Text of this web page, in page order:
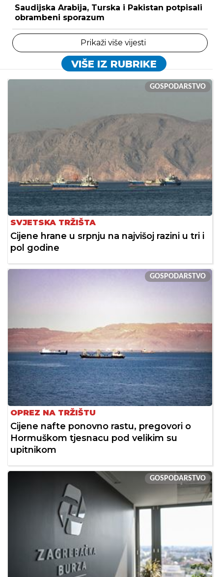
Saudijska Arabija, Turska i Pakistan potpisali
obrambeni sporazum
Prikaži više vijesti
VIŠE IZ RUBRIKE
GOSPODARSTVO
SVJETSKA TRŽIŠTA
Cijene hrane u srpnju na najvišoj razini u tri i
pol godine
GOSPODARSTVO
OPREZ NA TRŽIŠTU
Cijene nafte ponovno rastu, pregovori o
Hormuškom tjesnacu pod velikim su
upitnikom
GOSPODARSTVO